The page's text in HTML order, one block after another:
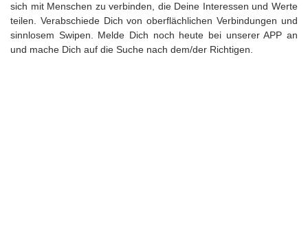
sich mit Menschen zu verbinden, die Deine Interessen und Werte
teilen. Verabschiede Dich von oberflächlichen Verbindungen und
sinnlosem Swipen. Melde Dich noch heute bei unserer APP an
und mache Dich auf die Suche nach dem/der Richtigen.